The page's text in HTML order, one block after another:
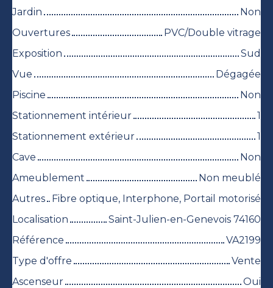
Jardin
Non
Ouvertures
PVC/Double vitrage
Exposition
Sud
Vue
Dégagée
Piscine
Non
Stationnement intérieur
1
Stationnement extérieur
1
Cave
Non
Ameublement
Non meublé
Autres
Fibre optique, Interphone, Portail motorisé
Localisation
Saint-Julien-en-Genevois 74160
Référence
VA2199
Type d'offre
Vente
Ascenseur
Oui